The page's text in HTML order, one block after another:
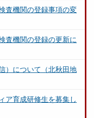
査機関の登録事項の変
査機関の登録の更新に
）について（北秋田地
ア育成研修生を募集し